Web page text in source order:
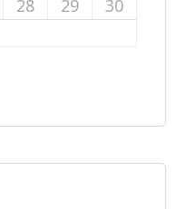
28 29
30